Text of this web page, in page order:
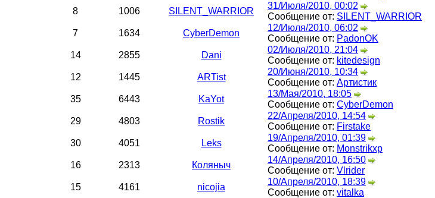
8 1006 SILENT_WARRIOR
31/Июля/2010, 00:02
Сообщение от: SILENT_WARRIOR
7 1634 CyberDemon
12/Июля/2010, 06:02
Сообщение от: PadonOK
14 2855 Dani
02/Июля/2010, 21:04
Сообщение от: kitedesign
12 1445 ARTist
20/Июня/2010, 10:34
Сообщение от: Артистик
35 6443 KaYot
13/Мая/2010, 18:05
Сообщение от: CyberDemon
29 4803 Rostik
22/Апреля/2010, 14:54
Сообщение от: Firstake
30 4051 Leks
19/Апреля/2010, 01:39
Сообщение от: Monstrikxp
16 2313 Коляныч
14/Апреля/2010, 16:50
Сообщение от: Vlrider
15 4161 nicojia
10/Апреля/2010, 18:39
Сообщение от: vitalka